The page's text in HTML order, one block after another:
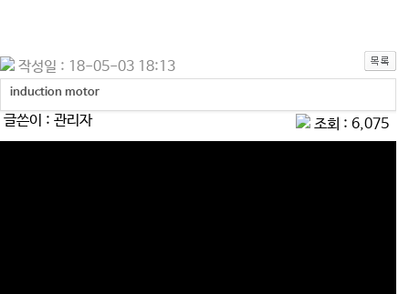
작성일 : 18-05-03 18:13
induction motor
글쓴이 : 관리자 조회 : 6,075